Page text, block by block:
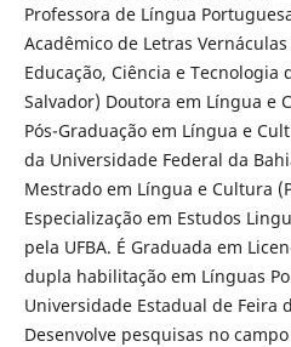
Professora de Língua
Acadêmico de Letras
Educação, Ciência e Tecnologia
Salvador) Doutora em Língua e
Pós-Graduação em Língua e
da Universidade Federal da
Mestrado em Língua e Cultura
Especialização em Estudos
pela UFBA. É Graduada em
dupla habilitação em Línguas
Universidade Estadual de Feira
Desenvolve pesquisas no